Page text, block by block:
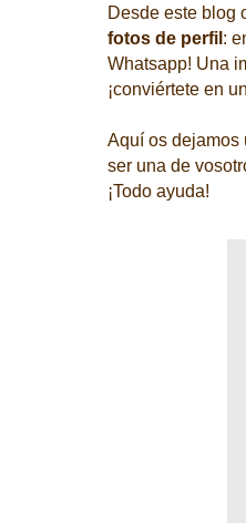
Desde este blog
fotos de perfil:
Whatsapp! Una
¡conviértete en
Aquí os dejamos
ser una de
¡Todo ayuda!